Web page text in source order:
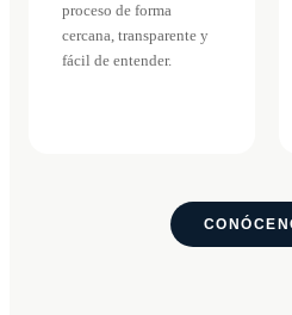
proceso de forma
cercana, transparente y
fácil de entender.